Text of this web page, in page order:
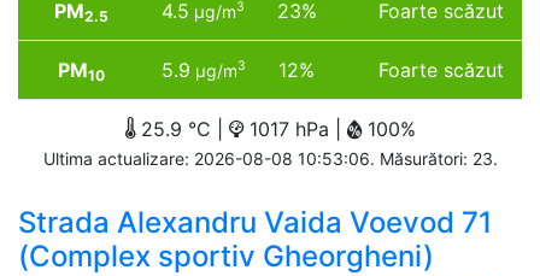
PM2.5 4.5 µg/m3 23% Foarte scăzut
PM10 5.9 µg/m3 12% Foarte scăzut
25.9 °C | 1017 hPa | 100%
Ultima actualizare: 2026-08-08 10:53:06. Măsurători: 23.
Strada Alexandru Vaida Voevod 71
(Complex sportiv Gheorgheni)